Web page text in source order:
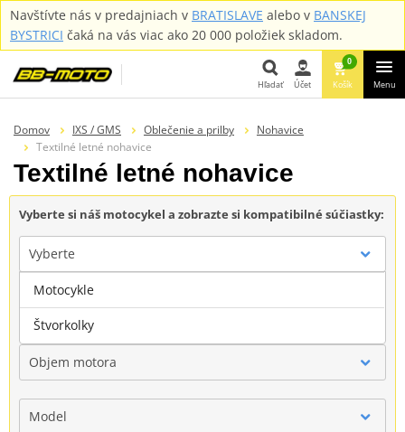
Navštívte nás v predajniach v BRATISLAVE alebo v BANSKEJ
BYSTRICI čaká na vás viac ako 20 000 položiek skladom.
Hľadať Účet
0
Košík Menu
Domov IXS / GMS Oblečenie a prilby
Nohavice
Textilné letné nohavice
Textilné letné nohavice
Vyberte si náš motocykel a zobrazte si kompatibilné súčiastky:
Vyberte
Značka
Objem motora
Model
Motocykle
Štvorkolky